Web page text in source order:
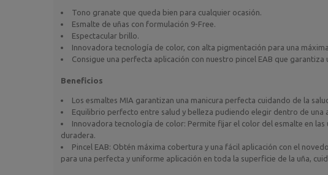
Tono granate que queda bien para cualquier ocasión.
Esmalte de uñas con formulación 9-Free.
Espectacular brillo.
Innovadora tecnología de color, con alta pigmentación para una
Consigue una perfecta aplicación con nuestro pincel EAB que
Beneficios
Los esmaltes MIA garantizan una manicura perfecta cuidando de la
Equilibrio perfecto entre salud y belleza pudiendo elegir dentro de
Innovadora tecnología de color: Permite fijar el color del esmalte en
duradera.
Pincel EAB: Obtén máxima cobertura y una fácil aplicación con el
para una perfecta y uniforme aplicación en toda la superficie de la uña,